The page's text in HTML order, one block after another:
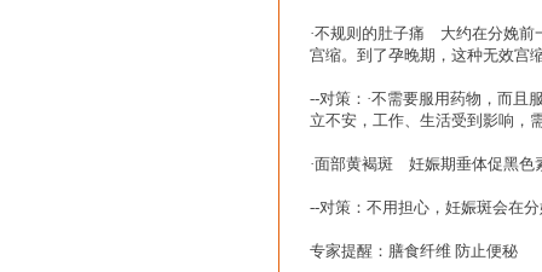
·不规则的肚子痛 大约在分娩前
宫缩。到了孕晚期，这种无效宫
--对策：·不需要服用药物，而且
立不安，工作、生活受到影响，
·面部黄褐斑 妊娠期垂体促黑色
--对策：不用担心，妊娠斑会在
专家提醒：膳食纤维 防止便秘